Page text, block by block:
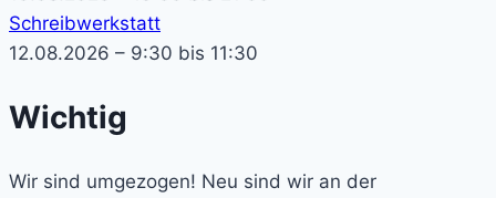
Schreibwerkstatt
12.08.2026 – 9:30 bis 11:30
Wichtig
Wir sind umgezogen! Neu sind wir an der